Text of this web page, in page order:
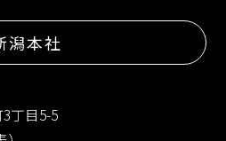
潟本社
丁目5-5